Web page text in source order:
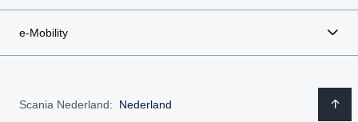
e-Mobility
Scania Nederland: Nederland